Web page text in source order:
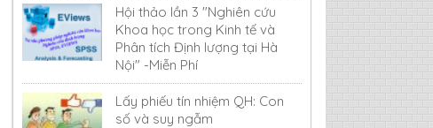
Hội thảo lần 3 "Nghiên cứu
Khoa học trong Kinh tế và
Phân tích Định lượng tại Hà
Nội" -Miễn Phí
Lấy phiếu tín nhiệm QH: Con
số và suy ngẫm